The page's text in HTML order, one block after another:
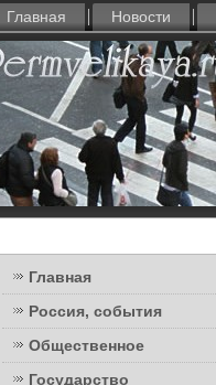
Главная Новости
Главная
Россия, события
Общественное
Государство